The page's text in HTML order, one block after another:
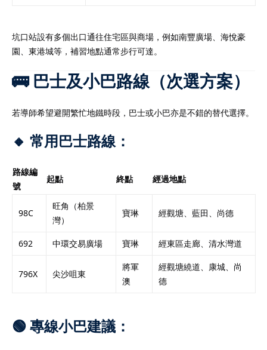
坑口站設有多個出口通往住宅區與商場，例如南豐廣場、海悅豪
園、東港城等，補習地點通常步行可達。
🚌 巴士及小巴路線（次選方案）
若導師希望避開繁忙地鐵時段，巴士或小巴亦是不錯的替代選擇。
🔸 常用巴士路線：
路線編
號
起點 終點 經過地點
98C
旺角（柏景
灣）
寶琳 經觀塘、藍田、尚德
692 中環交易廣場 寶琳 經東區走廊、清水灣道
796X 尖沙咀東
將軍
澳
經觀塘繞道、康城、尚
德
🟢 專線小巴建議：